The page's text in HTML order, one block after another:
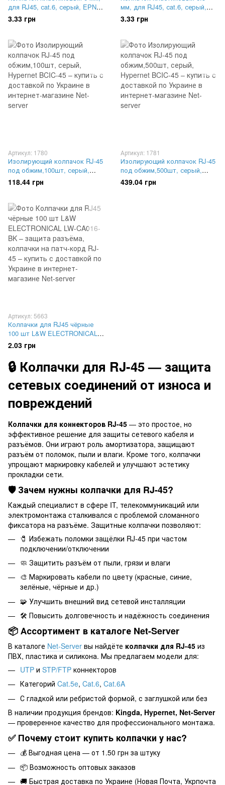
для RJ45, сat.6, серый, EPNew
BOOT-E6.0GYZ-50
3.33 грн
мм, для RJ45, сat.6, серый,
EPNew BOOT-E6.5GY
3.33 грн
Артикул: 1780
Изолирующий колпачок RJ-45
под обжим,100шт, серый,
Hypernet BCIC-45
118.44 грн
Артикул: 1781
Изолирующий колпачок RJ-45
под обжим,500шт, серый,
Hypernet BCIC-45
439.04 грн
Артикул: 5663
Колпачки для RJ45 чёрные
100 шт L&W ELECTRONICAL
LW-CA016-BK – защита
разъёма, колпачки на патч-
корд RJ-45
2.03 грн
🔒 Колпачки для RJ-45 — защита
сетевых соединений от износа и
повреждений
Колпачки для коннекторов RJ-45 — это простое, но
эффективное решение для защиты сетевого кабеля и
разъёмов. Они играют роль амортизатора, защищают
разъём от поломок, пыли и влаги. Кроме того, колпачки
упрощают маркировку кабелей и улучшают эстетику
прокладки сети.
🛡 Зачем нужны колпачки для RJ-45?
Каждый специалист в сфере IT, телекоммуникаций или
электромонтажа сталкивался с проблемой сломанного
фиксатора на разъёме. Защитные колпачки позволяют:
🧷 Избежать поломки защёлки RJ-45 при частом
подключении/отключении
🧼 Защитить разъём от пыли, грязи и влаги
🎨 Маркировать кабели по цвету (красные, синие,
зелёные, чёрные и др.)
🧩 Улучшить внешний вид сетевой инсталляции
🛠️ Повысить долговечность и надёжность соединения
📦 Ассортимент в каталоге Net-Server
В каталоге Net-Server вы найдёте колпачки для RJ-45 из
ПВХ, пластика и силикона. Мы предлагаем модели для:
UTP и STP/FTP коннекторов
Категорий Cat.5e, Cat.6, Cat.6A
С гладкой или ребристой формой, с заглушкой или без
В наличии продукция брендов: Kingda, Hypernet, Net-Server
— проверенное качество для профессионального монтажа.
✅ Почему стоит купить колпачки у нас?
💰 Выгодная цена — от 1.50 грн за штуку
📦 Возможность оптовых заказов
🚚 Быстрая доставка по Украине (Новая Почта, Укрпочта